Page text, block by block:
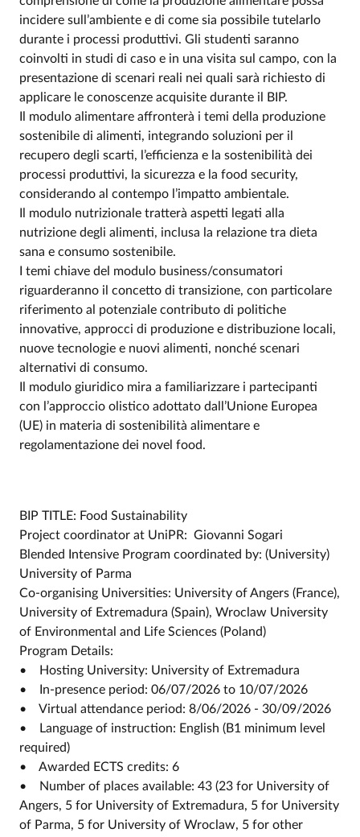
incidere sull’ambiente e di come sia possibile tutelarlo
durante i processi produttivi. Gli studenti saranno
coinvolti in studi di caso e in una visita sul campo, con la
presentazione di scenari reali nei quali sarà richiesto di
applicare le conoscenze acquisite durante il BIP.
Il modulo alimentare affronterà i temi della produzione
sostenibile di alimenti, integrando soluzioni per il
recupero degli scarti, l’efficienza e la sostenibilità dei
processi produttivi, la sicurezza e la food security,
considerando al contempo l’impatto ambientale.
Il modulo nutrizionale tratterà aspetti legati alla
nutrizione degli alimenti, inclusa la relazione tra dieta
sana e consumo sostenibile.
I temi chiave del modulo business/consumatori
riguarderanno il concetto di transizione, con particolare
riferimento al potenziale contributo di politiche
innovative, approcci di produzione e distribuzione locali,
nuove tecnologie e nuovi alimenti, nonché scenari
alternativi di consumo.
Il modulo giuridico mira a familiarizzare i partecipanti
con l’approccio olistico adottato dall’Unione Europea
(UE) in materia di sostenibilità alimentare e
regolamentazione dei novel food.
BIP TITLE: Food Sustainability
Project coordinator at UniPR: Giovanni Sogari
Blended Intensive Program coordinated by: (University)
University of Parma
Co-organising Universities: University of Angers (France),
University of Extremadura (Spain), Wroclaw University
of Environmental and Life Sciences (Poland)
Program Details:
• Hosting University: University of Extremadura
• In-presence period: 06/07/2026 to 10/07/2026
• Virtual attendance period: 8/06/2026 - 30/09/2026
• Language of instruction: English (B1 minimum level
required)
• Awarded ECTS credits: 6
• Number of places available: 43 (23 for University of
Angers, 5 for University of Extremadura, 5 for University
of Parma, 5 for University of Wroclaw, 5 for other